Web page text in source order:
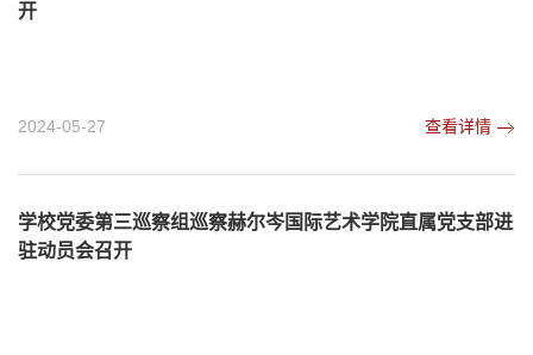
开
2024-05-27 查看详情
学校党委第三巡察组巡察赫尔岑国际艺术学院直属党支部进
驻动员会召开